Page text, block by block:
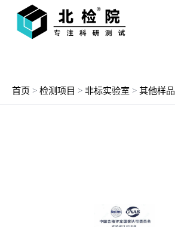
首页 > 检测项目 > 非标实验室 > 其他样品